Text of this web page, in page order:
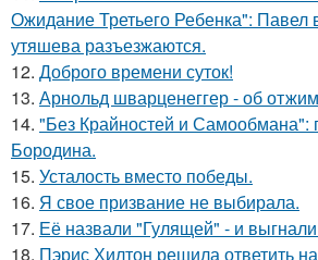
Ожидание Третьего Ребенка": Павел
утяшева разъезжаются.
12. Доброго времени суток!
13. Арнольд шварценеггер - об
14. "Без Крайностей и Самообмана":
Бородина.
15. Усталость вместо победы.
16. Я свое призвание не выбирала.
17. Её назвали "Гулящей" - и
18. Пэрис Хилтон решила ответить